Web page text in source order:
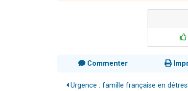
Commenter
Urgence : famille française en